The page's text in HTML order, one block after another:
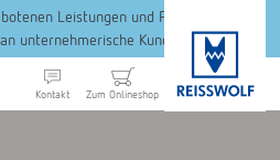
Leistungen und Produkte richten
unternehmerische Kunden.
Kontakt Zum Onlineshop